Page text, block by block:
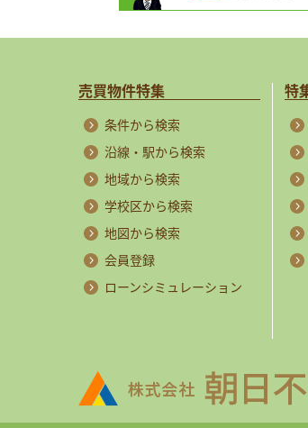
売買物件特集
条件から検索
沿線・駅から検索
地域から検索
学校区から検索
地図から検索
会員登録
ローンシミュレーション
特